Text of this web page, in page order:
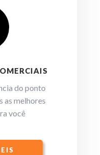
do ponto
as melhores
você